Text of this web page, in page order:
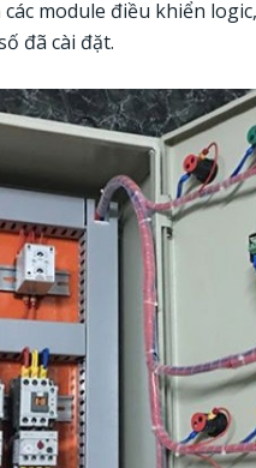
module điều khiển
đã cài đặt.